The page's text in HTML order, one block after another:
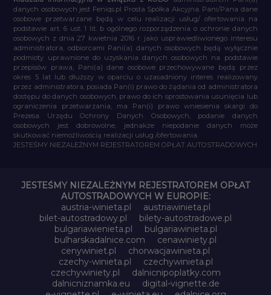
danych osobowych jest Feniqs.pl Prosta Spółka Akcyjna. Pani/Pana dane
osobowe przetwarzane będą w celu realizacji usług/ ofertowania na
podstawie art. 6 ust. 1 lit. b ogólnego rozporządzenia o ochronie danych
osobowych z dnia 27 kwietnia 2016 r. jako usprawiedliwionego interesu
administratora, odbiorcami Pani(a) danych osobowych będą wyłącznie
podmioty uprawnione do uzyskania danych osobowych na podstawie
przepisów prawa, Pani(a) dane osobowe przechowywane będą przez
okres 5 lat lub dłuższy w oparciu o uzasadniony interes realizowany
przez administratora, posiada Pan(i) prawo do żądania od administratora
dostępu do danych osobowych, prawo do ich sprostowania usunięcia lub
ograniczenia przetwarzania, ma Pan(i) prawo wniesienia skargi do
Prezesa Urzędu Ochrony Danych Osobowych, podanie danych
osobowych jest dobrowolne, jednakże niepodanie danych może
skutkować niemożliwością realizacji usług /ofertowania.
JESTEŚMY NIEZALEŻNYM REJESTRATOREM OPŁAT AUTOSTRADOWYCH
JESTEŚMY NIEZALEŻNYM REJESTRATOREM OPŁAT
AUTOSTRADOWYCH W EUROPIE:
austria-winieta.pl
austriawinieta.pl
bilet-autostradowy.pl
bilety-autostradowe.pl
bulgariawienieta.pl
bulgariawinieta.pl
bulharskadalnice.com
cenawiniety.pl
cenywiniet.pl
chorwacjawinieta.pl
czechy-winieta.pl
czechywinieta.pl
czechywiniety.pl
dalnicnipoplatky.com
dalnicniznamka.eu
digital-vignette.de